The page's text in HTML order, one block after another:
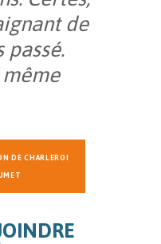
de
passé.
DE CHARLEROI